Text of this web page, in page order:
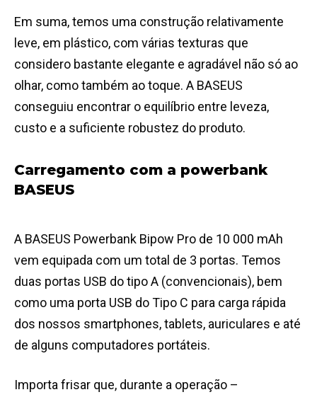
Em suma, temos uma construção relativamente
leve, em plástico, com várias texturas que
considero bastante elegante e agradável não só ao
olhar, como também ao toque. A BASEUS
conseguiu encontrar o equilíbrio entre leveza,
custo e a suficiente robustez do produto.
Carregamento com a powerbank
BASEUS
A BASEUS Powerbank Bipow Pro de 10 000 mAh
vem equipada com um total de 3 portas. Temos
duas portas USB do tipo A (convencionais), bem
como uma porta USB do Tipo C para carga rápida
dos nossos smartphones, tablets, auriculares e até
de alguns computadores portáteis.
Importa frisar que, durante a operação –